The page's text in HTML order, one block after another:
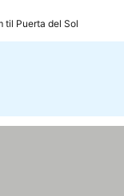
til Puerta del Sol